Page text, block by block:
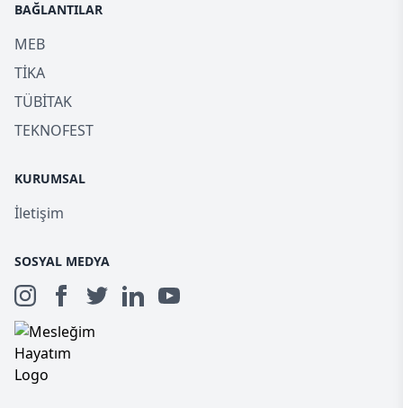
BAĞLANTILAR
MEB
TİKA
TÜBİTAK
TEKNOFEST
KURUMSAL
İletişim
SOSYAL MEDYA